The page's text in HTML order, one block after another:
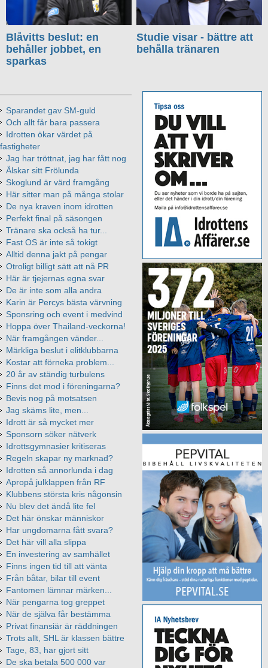
Blåvitts beslut: en
behåller jobbet, en
sparkas
Studie visar - bättre att
behålla tränaren
Sparandet gav SM-guld
Och allt får bara passera
Idrotten ökar värdet på
fastigheter
Jag har tröttnat, jag har fått nog
Älskar sitt Frölunda
Skoglund är värd framgång
Här sitter man på många stolar
De nya kraven inom idrotten
Perfekt final på säsongen
Tränare ska också ha tur...
Fast OS är inte så tokigt
Alltid denna jakt på pengar
Otroligt billigt sätt att nå PR
Här är tjejernas egna svar
De är inte som alla andra
Karin är Percys bästa värvning
Sponsring och event i medvind
Hoppa över Thailand-veckorna!
När framgången vänder...
Märkliga beslut i elitklubbarna
Kostar att förneka problem...
20 år av ständig turbulens
Finns det mod i föreningarna?
Bevis nog på motsatsen
Jag skäms lite, men...
Idrott är så mycket mer
Sponsorn söker nätverk
Idrottsgymnasier kritiseras
Regeln skapar ny marknad?
Idrotten så annorlunda i dag
Apropå julklappen från RF
Klubbens största kris någonsin
Nu blev det ändå lite fel
Det här önskar människor
Har ungdomarna fått svara?
Det här vill alla slippa
En investering av samhället
Finns ingen tid till att vänta
Från båtar, bilar till event
Fantomen lämnar märken...
När pengarna tog greppet
När de själva får bestämma
Privat finansiär är räddningen
Trots allt, SHL är klassen bättre
Tage, 83, har gjort sitt
De ska betala 500 000 var